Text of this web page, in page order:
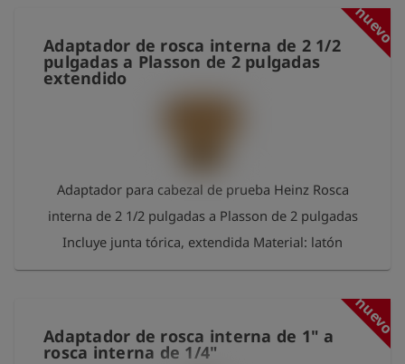
Adaptador de rosca interna de 2 1/2
pulgadas a Plasson de 2 pulgadas
extendido
nuevo
Adaptador para cabezal de prueba Heinz Rosca
interna de 2 1/2 pulgadas a Plasson de 2 pulgadas
Incluye junta tórica, extendida Material: latón
Adaptador de rosca interna de 1" a
rosca interna de 1/4"
nuevo